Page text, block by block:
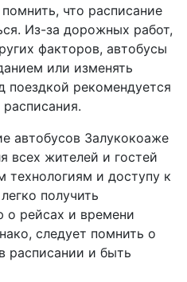
что расписание
Из-за дорожных работ,
факторов, автобусы
или изменять
поездкой рекомендуется
автобусов Залукокоаже
всех жителей и гостей
технологиям и доступу к
получить
рейсах и времени
следует помнить о
расписании и быть